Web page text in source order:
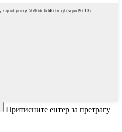
Притисните ентер за претрагу